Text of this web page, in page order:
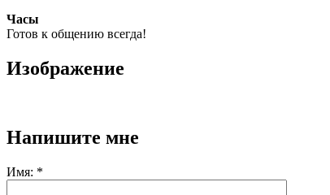
Часы
Готов к общению всегда!
Изображение
Напишите мне
Имя: *